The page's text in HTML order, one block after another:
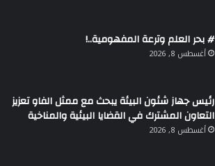
# بحر العلم وترعة المفهومية..!
أغسطس 8, 2026
رئيس جهاز شئون البيئة يبحث مع ممثل الفاو تعزيز
التعاون المشترك في القضايا البيئية والمناخية
أغسطس 8, 2026